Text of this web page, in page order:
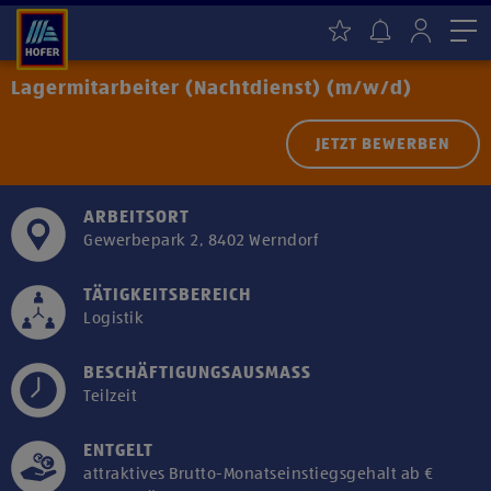
Lagermitarbeiter (Nachtdienst) (m/w/d)
JETZT BEWERBEN
ARBEITSORT
Gewerbepark 2, 8402 Werndorf
TÄTIGKEITSBEREICH
Logistik
BESCHÄFTIGUNGSAUSMASS
Teilzeit
ENTGELT
attraktives Brutto-Monatseinstiegsgehalt ab €